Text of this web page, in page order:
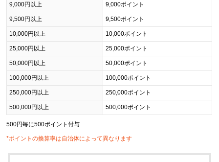
9,000円以上 9,000ポイント
9,500円以上 9,500ポイント
10,000円以上 10,000ポイント
25,000円以上 25,000ポイント
50,000円以上 50,000ポイント
100,000円以上 100,000ポイント
250,000円以上 250,000ポイント
500,000円以上 500,000ポイント
500円毎に500ポイント付与
*ポイントの換算率は自治体によって異なります